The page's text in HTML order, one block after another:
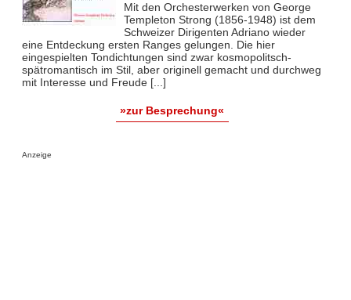
Mit den Orchesterwerken von George
Templeton Strong (1856-1948) ist dem
Schweizer Dirigenten Adriano wieder
eine Entdeckung ersten Ranges gelungen. Die hier
eingespielten Tondichtungen sind zwar kosmopolitsch-
spätromantisch im Stil, aber originell gemacht und durchweg
mit Interesse und Freude [...]
»zur Besprechung«
Anzeige